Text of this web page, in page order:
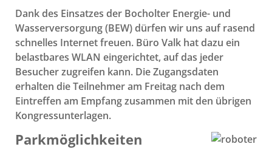
Dank des Einsatzes der Bocholter Energie- und
Wasserversorgung (BEW) dürfen wir uns auf rasend
schnelles Internet freuen. Büro Valk hat dazu ein
belastbares WLAN eingerichtet, auf das jeder
Besucher zugreifen kann. Die Zugangsdaten
erhalten die Teilnehmer am Freitag nach dem
Eintreffen am Empfang zusammen mit den übrigen
Kongressunterlagen.
Parkmöglichkeiten